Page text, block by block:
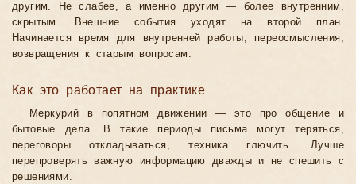
другим. Не слабее, а именно другим — более внутренним,
скрытым. Внешние события уходят на второй план.
Начинается время для внутренней работы, переосмысления,
возвращения к старым вопросам.
Как это работает на практике
Меркурий в попятном движении — это про общение и
бытовые дела. В такие периоды письма могут теряться,
переговоры откладываться, техника глючить. Лучше
перепроверять важную информацию дважды и не спешить с
решениями.